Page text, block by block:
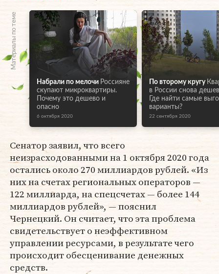
Материалы по теме
Набрали по мелочи Россияне
скупают микроквартиры.
Почему это дешево и
опасно
6 октября 2020
По второму кругу
в России снова
Где найти самые
варианты?
22 сентября 2020
Сенатор заявил, что всего
неизрасходованными на 1 октября 2020 года
остались около 270 миллиардов рублей. «Из
них на счетах региональных операторов —
122 миллиарда, на спецсчетах — более 144
миллиардов рублей», — пояснил
Чернецкий. Он считает, что эта проблема
свидетельствует о неэффективном
управлении ресурсами, в результате чего
происходит обесценивание денежных
средств.